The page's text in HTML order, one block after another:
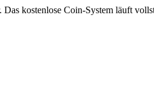
kostenlose Coin-System läuft